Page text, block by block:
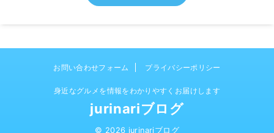
お問い合わせフォーム プライバシーポリシー
身近なグルメを情報をわかりやすくお届けします
jurinariブログ
© 2026 jurinariブログ